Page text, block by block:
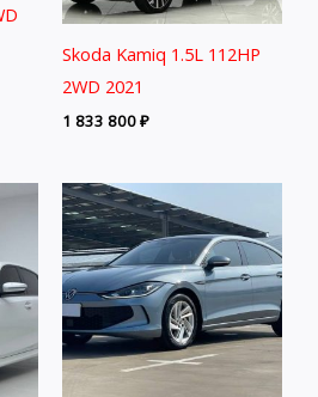
Skoda Kamiq 1.5L 112HP
2WD 2021
1 833 800₽